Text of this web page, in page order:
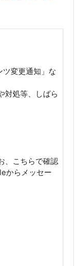
変更通知」な
対処等、しばら
、こちらで確認
からメッセー